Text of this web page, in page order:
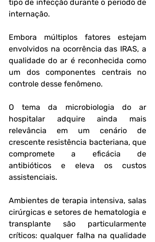
tipo de infecção durante o período de
internação.
Embora múltiplos fatores estejam
envolvidos na ocorrência das IRAS, a
qualidade do ar é reconhecida como
um dos componentes centrais no
controle desse fenômeno.
O tema da microbiologia do ar
hospitalar adquire ainda mais
relevância em um cenário de
crescente resistência bacteriana, que
compromete a eficácia de
antibióticos e eleva os custos
assistenciais.
Ambientes de terapia intensiva, salas
cirúrgicas e setores de hematologia e
transplante são particularmente
críticos: qualquer falha na qualidade